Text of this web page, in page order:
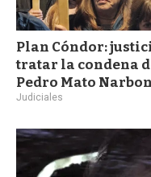
Plan Cóndor:
tratar la condena
Pedro Mato
Judiciales